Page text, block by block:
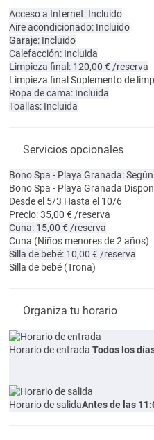
Acceso a Internet: Incluido
Aire acondicionado: Incluido
Garaje: Incluido
Calefacción: Incluida
Limpieza final: 120,00 € /reserva
Limpieza final Suplemento de
Ropa de cama: Incluida
Toallas: Incluida
Servicios opcionales
Bono Spa - Playa Granada:
Bono Spa - Playa Granada
Desde el 5/3 Hasta el 10/6
Precio: 35,00 € /reserva
Cuna: 15,00 € /reserva
Cuna (Niños menores de 2 años)
Silla de bebé: 10,00 € /reserva
Silla de bebé (Trona)
Organiza tu horario
Horario de entrada Todos los
Horario de salidaAntes de las